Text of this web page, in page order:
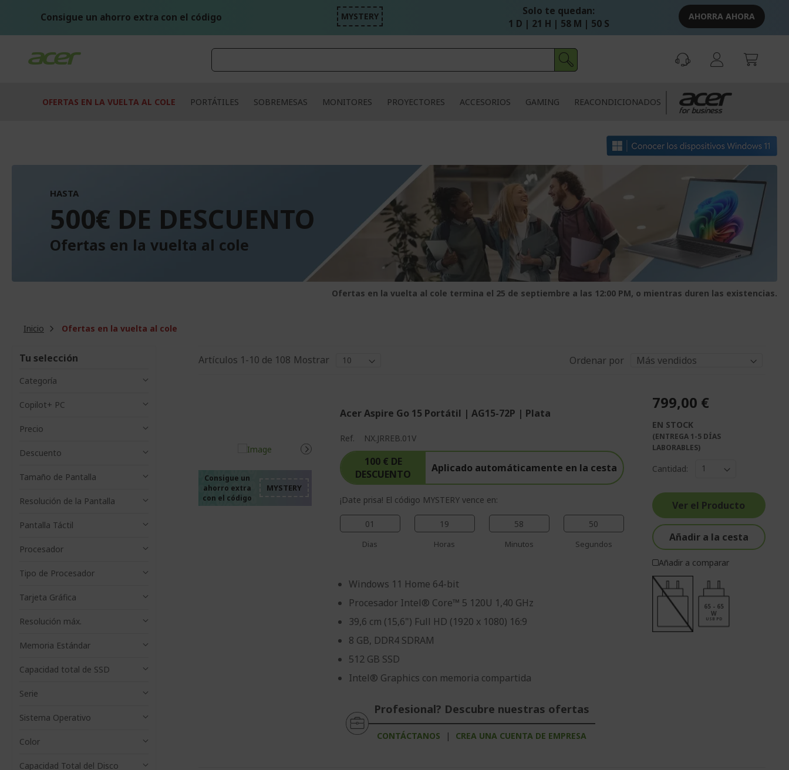
Consigue un ahorro extra con el código MYSTERY
Solo te quedan:
1 D | 21 H | 58 M | 49 S
AHORRA AHORA
OFERTAS EN LA VUELTA AL COLE PORTÁTILES SOBREMESAS MONITORES PROYECTORES ACCESORIOS GAMING REACONDICIONADOS
HASTA
500€ DE DESCUENTO
Ofertas en la vuelta al cole
Ofertas en la vuelta al cole termina el 25 de septiembre a las 12:00 PM, o mientras duren las existencias.
Inicio Ofertas en la vuelta al cole
Artículos 1-10 de 108 Mostrar Ordenar por
%%%%%%%%%%%%%%%%%%%%%%%%%%%%%%%%%
%%%%%%%%%%%%%%%%%%%%%%%%%%%%%%%%%
%%%%%%%%%%%%%%%%%%%%%%%%%%%%%%%%%
%%%%%%%%%%%%%%%%%%%%%%%%%%%%%%%%%
%%%%%%%%%%%%%%%%%%%%%%%%%%%%%%%%%
Consigue un
ahorro extra
con el código
Acer Aspire Go 15 Portátil | AG15-72P | Plata
Ref. NX.JRREB.01V
100 € DE
DESCUENTO
Aplicado automáticamente en la cesta
¡Date prisa! El código MYSTERY vence en:
01
Dias
19
Horas
58
Minutos
49
Segundos
Windows 11 Home 64-bit
Procesador Intel® Core™ 5 120U 1,40 GHz
39,6 cm (15,6") Full HD (1920 x 1080) 16:9
8 GB, DDR4 SDRAM
512 GB SSD
Intel® Graphics con memoria compartida
Profesional? Descubre nuestras ofertas
CONTÁCTANOS | CREA UNA CUENTA DE EMPRESA
799,00 €
EN STOCK
(ENTREGA 1-5 DÍAS
LABORABLES)
Cantidad:
Ver el Producto
Añadir a la cesta
Añadir a comparar
65 - 65
W
USB PD
Tu selección
Categoría
Copilot+ PC
Precio
Descuento
Tamaño de Pantalla
Resolución de la Pantalla
Pantalla Táctil
Procesador
Tipo de Procesador
Tarjeta Gráfica​
Resolución máx.
Memoria Estándar
Capacidad total de SSD
Serie
Sistema Operativo
Color
Capacidad Total del Disco